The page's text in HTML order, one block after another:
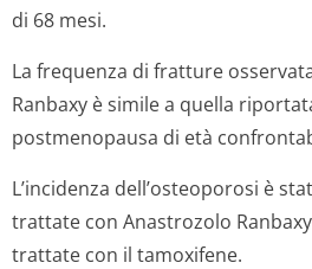
di 68 mesi.
La frequenza di fratture
Ranbaxy è simile a quella
postmenopausa di età
L’incidenza dell’osteoporosi è
trattate con Anastrozolo
trattate con il tamoxifene.